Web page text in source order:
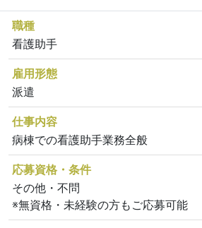
職種
看護助手
雇用形態
派遣
仕事内容
病棟での看護助手業務全般
応募資格・条件
その他・不問
※無資格・未経験の方もご応募可能